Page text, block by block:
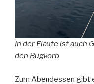
In der Flaute ist auch
den Bugkorb
Zum Abendessen gibt